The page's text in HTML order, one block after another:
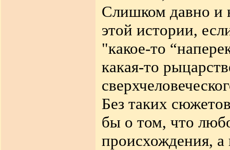
Слишком давно и
этой истории,
"какое-то
какая-то
Без таких
бы о том, что
происхождения,